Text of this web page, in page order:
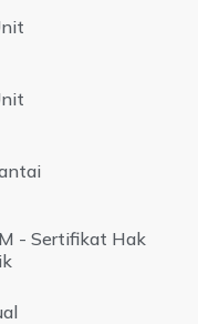
- Sertifikat Hak